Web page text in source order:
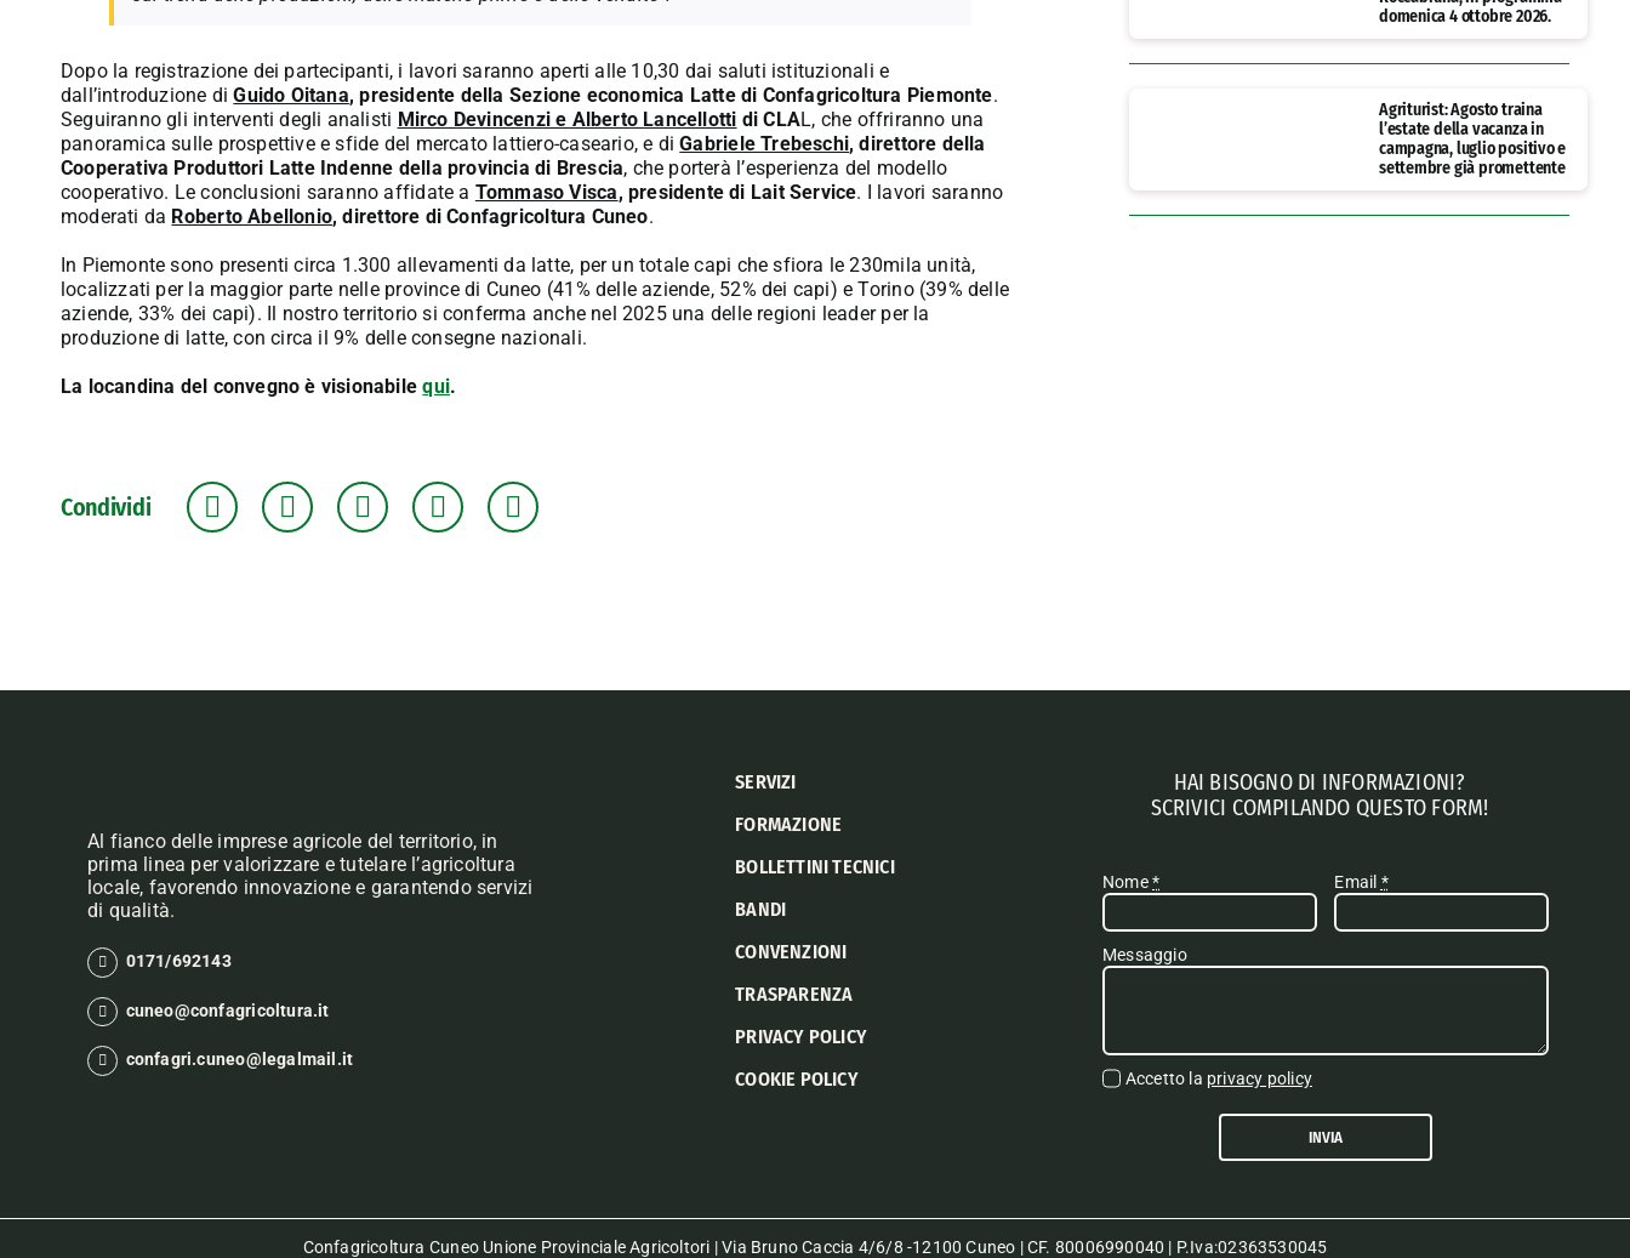
Dopo la registrazione dei partecipanti, i lavori saranno aperti alle 10,30 dai saluti istituzionali e
dall’introduzione diGuido Oitana, presidente della Sezione economica Latte di Confagricoltura Piemonte.
Seguiranno gli interventi degli analisti Mirco Devincenzi e Alberto Lancellotti di CLAL, che offriranno una
panoramica sulle prospettive e sfide del mercato lattiero-caseario, e diGabriele Trebeschi, direttore della
Cooperativa Produttori Latte Indenne della provincia di Brescia, che porterà l’esperienza del modello
cooperativo. Le conclusioni saranno affidate a Tommaso Visca, presidente di Lait Service. I lavori saranno
moderati da Roberto Abellonio, direttore di Confagricoltura Cuneo.
In Piemonte sono presenti circa 1.300 allevamenti da latte, per un totale capi che sfiora le 230mila unità,
localizzati per la maggior parte nelle province di Cuneo (41% delle aziende, 52% dei capi) e Torino (39% delle
aziende, 33% dei capi). Il nostro territorio si conferma anche nel 2025 una delle regioni leader per la
produzione di latte, con circa il 9% delle consegne nazionali.
La locandina del convegno è visionabilequi.
Condividi
domenica 4 ottobre 2026.
Agriturist: Agosto traina
l’estate della vacanza in
campagna, luglio positivo e
settembre già promettente
Al fianco delle imprese agricole del territorio, in
prima linea per valorizzare e tutelare l’agricoltura
locale, favorendo innovazione e garantendo servizi
di qualità.
0171/692143
cuneo@confagricoltura.it
confagri.cuneo@legalmail.it
SERVIZI
FORMAZIONE
BOLLETTINI TECNICI
BANDI
CONVENZIONI
TRASPARENZA
PRIVACY POLICY
COOKIE POLICY
HAI BISOGNO DI INFORMAZIONI?
SCRIVICI COMPILANDO QUESTO FORM!
Nome* Email *
Messaggio
Accetto la privacy policy
INVIA
Confagricoltura Cuneo Unione Provinciale Agricoltori | Via Bruno Caccia 4/6/8 -12100 Cuneo | CF. 80006990040 | P.Iva:02363530045